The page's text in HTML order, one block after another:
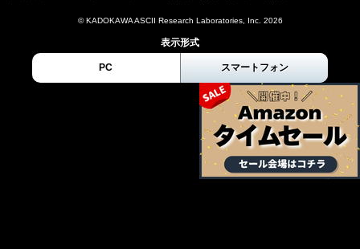
© KADOKAWA ASCII Research Laboratories, Inc. 2026
表示形式
PC スマートフォン